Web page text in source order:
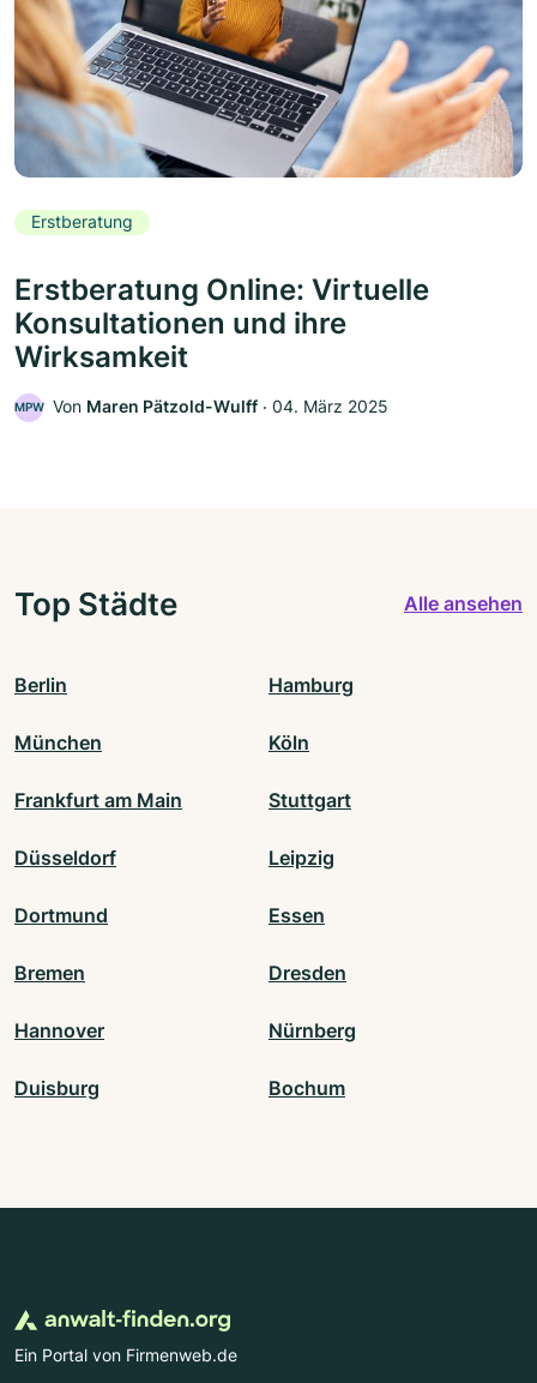
Erstberatung
Erstberatung Online: Virtuelle
Konsultationen und ihre
Wirksamkeit
MPW Von Maren Pätzold-Wulff ‧ 04. März 2025
Top Städte Alle ansehen
Berlin Hamburg
München Köln
Frankfurt am Main Stuttgart
Düsseldorf Leipzig
Dortmund Essen
Bremen Dresden
Hannover Nürnberg
Duisburg Bochum
Ein Portal von Firmenweb.de